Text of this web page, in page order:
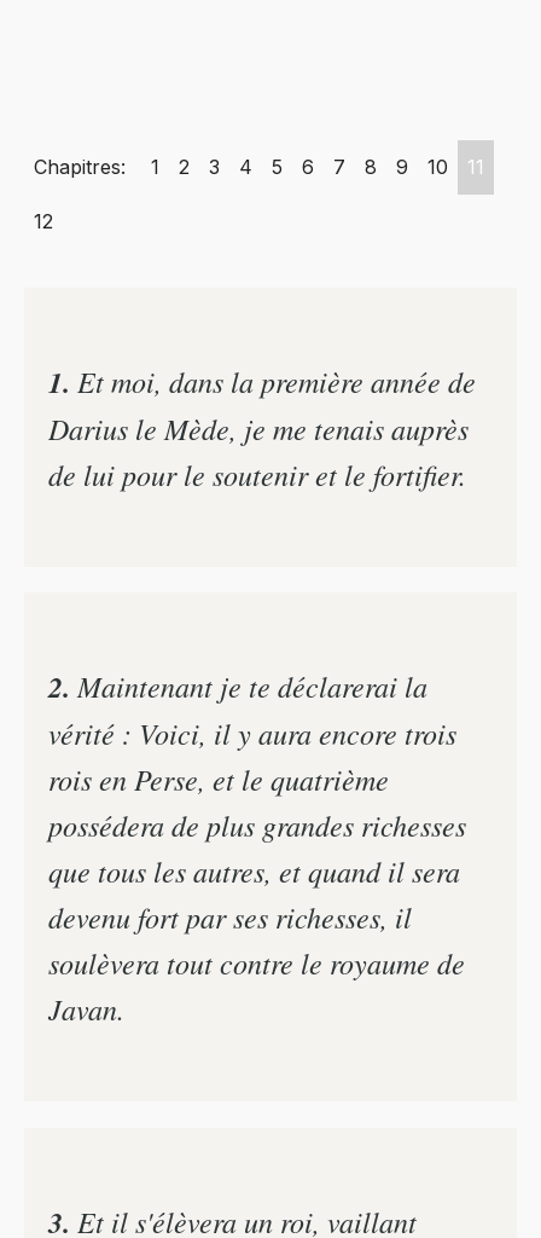
Chapitres: 1 2 3 4 5 6 7 8 9 10 11
12
1. Et moi, dans la première année de
Darius le Mède, je me tenais auprès
de lui pour le soutenir et le fortifier.
2. Maintenant je te déclarerai la
vérité : Voici, il y aura encore trois
rois en Perse, et le quatrième
possédera de plus grandes richesses
que tous les autres, et quand il sera
devenu fort par ses richesses, il
soulèvera tout contre le royaume de
Javan.
3. Et il s'élèvera un roi, vaillant